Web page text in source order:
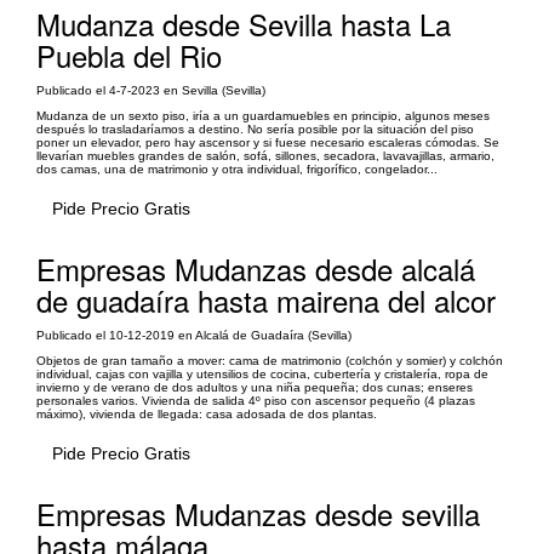
Mudanza desde Sevilla hasta La
Puebla del Rio
Publicado el 4-7-2023 en Sevilla (Sevilla)
Mudanza de un sexto piso, iría a un guardamuebles en principio, algunos meses
después lo trasladaríamos a destino. No sería posible por la situación del piso
poner un elevador, pero hay ascensor y si fuese necesario escaleras cómodas. Se
llevarían muebles grandes de salón, sofá, sillones, secadora, lavavajillas, armario,
dos camas, una de matrimonio y otra individual, frigorífico, congelador...
Pide Precio Gratis
Empresas Mudanzas desde alcalá
de guadaíra hasta mairena del alcor
Publicado el 10-12-2019 en Alcalá de Guadaíra (Sevilla)
Objetos de gran tamaño a mover: cama de matrimonio (colchón y somier) y colchón
individual, cajas con vajilla y utensilios de cocina, cubertería y cristalería, ropa de
invierno y de verano de dos adultos y una niña pequeña; dos cunas; enseres
personales varios. Vivienda de salida 4º piso con ascensor pequeño (4 plazas
máximo), vivienda de llegada: casa adosada de dos plantas.
Pide Precio Gratis
Empresas Mudanzas desde sevilla
hasta málaga